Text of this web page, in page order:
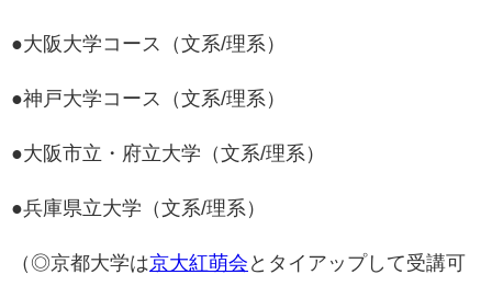
●大阪大学コース（文系/理系）
●神戸大学コース（文系/理系）
●大阪市立・府立大学（文系/理系）
●兵庫県立大学（文系/理系）
（◎京都大学は京大紅萌会 とタイアップして受講可